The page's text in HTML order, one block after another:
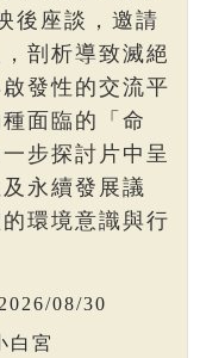
後座談，邀請
剖析導致滅絕
發性的交流平
面臨的「命
步探討片中呈
永續發展議
環境意識與行
08/30
白宮